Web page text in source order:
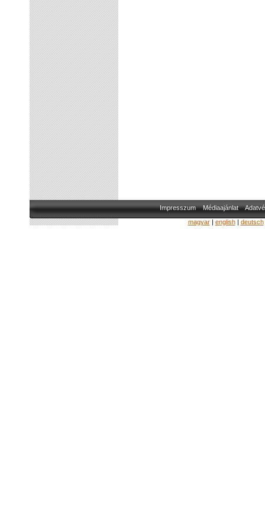
Impresszum Médiaajánlat
magyar| english| deutsch